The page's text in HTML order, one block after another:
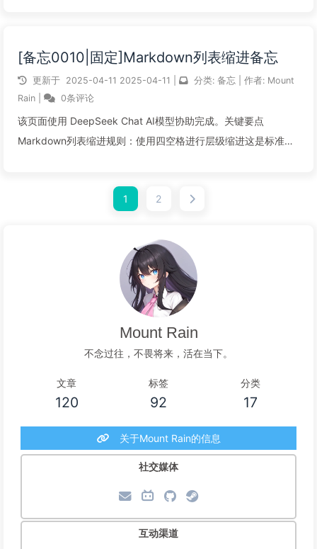
阅读全文...
[备忘0010|固定]Markdown列表缩进备忘
更新于 2025-04-11 2025-04-11 分类: 备忘 作者: Mount
Rain
0条评论
该页面使用 DeepSeek Chat AI模型协助完成。关键要点
Markdown列表缩进规则：使用四空格进行层级缩进这是标准
1 2
Mount Rain
不念过往，不畏将来，活在当下。
文章
120
标签
92
分类
17
关于Mount Rain的信息
社交媒体
互动渠道